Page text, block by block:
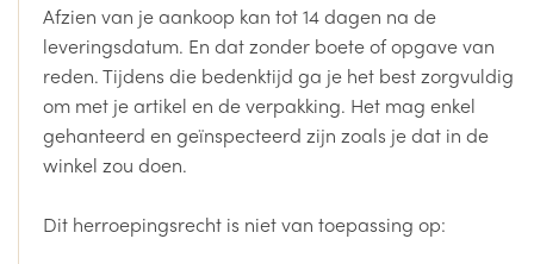
Afzien van je aankoop kan tot 14 dagen na de
leveringsdatum. En dat zonder boete of opgave van
reden. Tijdens die bedenktijd ga je het best zorgvuldig
om met je artikel en de verpakking. Het mag enkel
gehanteerd en geïnspecteerd zijn zoals je dat in de
winkel zou doen.
Dit herroepingsrecht is niet van toepassing op: